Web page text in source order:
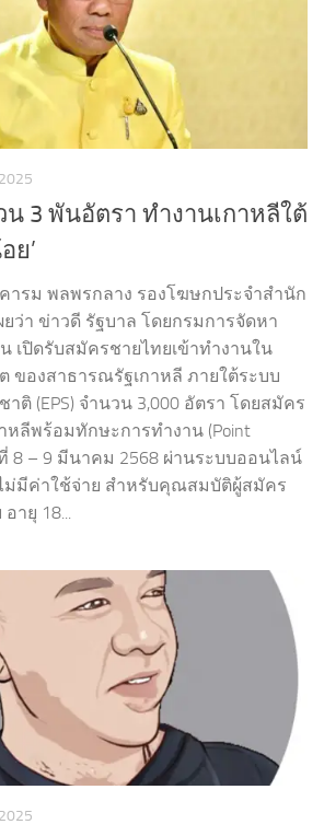
3 พันอัตรา ทำงานเกาหลีใต้
ย’
ารม พลพรกลาง รองโฆษกประจำสำนัก
ยว่า ข่าวดี รัฐบาล โดยกรมการจัดหา
เปิดรับสมัครชายไทยเข้าทำงานใน
ของสาธารณรัฐเกาหลี ภายใต้ระบบ
าติ (EPS) จำนวน 3,000 อัตรา โดยสมัคร
หลีพร้อมทักษะการทำงาน (Point
8 – 9 มีนาคม 2568 ผ่านระบบออนไลน์
ไม่มีค่าใช้จ่าย สำหรับคุณสมบัติผู้สมัคร
ายุ 18...